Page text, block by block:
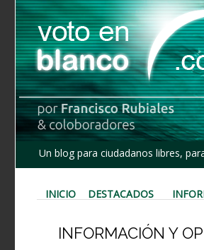
Un blog para ciudadanos libres,
INICIO DESTACADOS
INFORMACIÓN Y